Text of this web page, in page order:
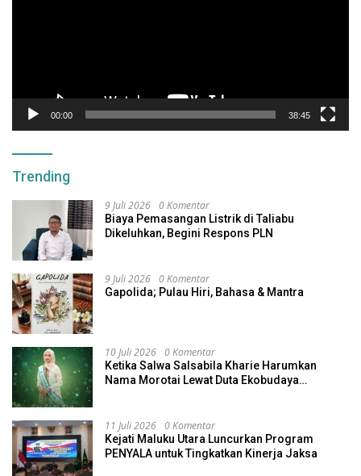
00:00 38:45
Trending
9 Juli 2026 0 Komentar
Biaya Pemasangan Listrik di Taliabu
Dikeluhkan, Begini Respons PLN
9 Juli 2026 0 Komentar
Gapolida; Pulau Hiri, Bahasa & Mantra
10 Juli 2026 0 Komentar
Ketika Salwa Salsabila Kharie Harumkan
Nama Morotai Lewat Duta Ekobudaya
11 Juli 2026 0 Komentar
Kejati Maluku Utara Luncurkan Program
PENYALA untuk Tingkatkan Kinerja Jaksa